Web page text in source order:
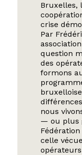
Bruxelles,
crise
Par
question
des
formons
nous
— ou plus
celle